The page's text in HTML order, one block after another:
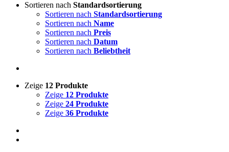
Sortieren nach Standardsortierung
Sortieren nach Standardsortierung
Sortieren nach Name
Sortieren nach Preis
Sortieren nach Datum
Sortieren nach Beliebtheit
Zeige 12 Produkte
Zeige 12 Produkte
Zeige 24 Produkte
Zeige 36 Produkte